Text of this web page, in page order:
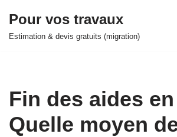
Aller
Pour vos travaux
Estimation & devis gratuits (migration)
Fin des aides
Quelle moyen